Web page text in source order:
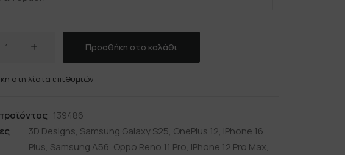
Προσθήκη στο καλάθι
στη λίστα επιθυμιών
139486
3D Designs, Samsung Galaxy S25, OnePlus 12, iPhone 16
Plus, Samsung A56, Oppo Reno 11 Pro, iPhone 12 Pro Max,